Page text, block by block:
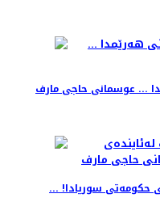
... عوسمانی حاجی مارف
حکومەتی سوریادا! ...